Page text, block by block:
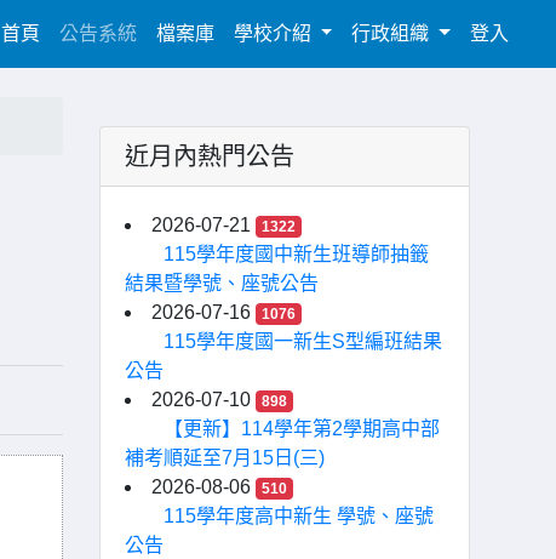
首頁(current)
公告系統 檔案庫 學校介紹 行政組織 登入
近月內熱門公告
2026-07-21 1322
115學年度國中新生班導師抽籤
結果暨學號、座號公告
2026-07-16
1076
115學年度國一新生S型編班結果
公告
2026-07-10
898
【更新】114學年第2學期高中部
補考順延至7月15日(三)
2026-08-06
510
115學年度高中新生 學號、座號
公告